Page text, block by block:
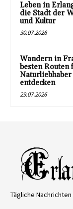
Leben in
die Stadt der
und Kultur
30.07.2026
Wandern in
besten Routen
entdecken
29.07.2026
Tägliche